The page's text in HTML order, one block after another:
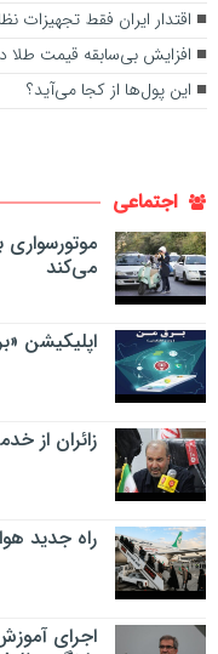
اقتدار ایران فقط تجهیزات
افزایش بی‌سابقه قیمت طلا
این پول‌ها از کجا می‌آید؟
اجتماعی
موتورسواری
می‌کند
اپلیکیشن
زائران از
راه جدید هوایی به
اجرای